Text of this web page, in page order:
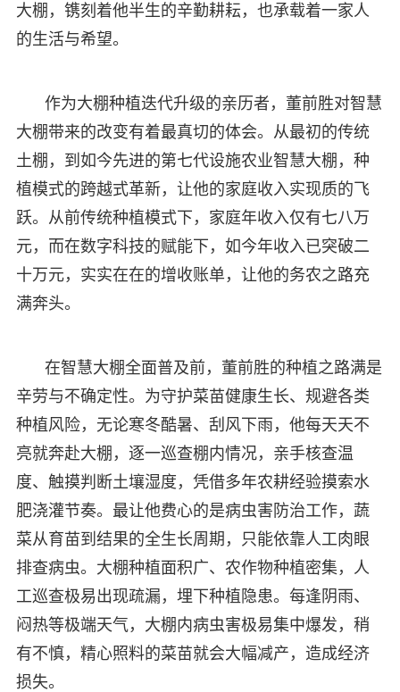
大棚，镌刻着他半生的辛勤耕耘，也承载着一家人
的生活与希望。
作为大棚种植迭代升级的亲历者，董前胜对智慧
大棚带来的改变有着最真切的体会。从最初的传统
土棚，到如今先进的第七代设施农业智慧大棚，种
植模式的跨越式革新，让他的家庭收入实现质的飞
跃。从前传统种植模式下，家庭年收入仅有七八万
元，而在数字科技的赋能下，如今年收入已突破二
十万元，实实在在的增收账单，让他的务农之路充
满奔头。
在智慧大棚全面普及前，董前胜的种植之路满是
辛劳与不确定性。为守护菜苗健康生长、规避各类
种植风险，无论寒冬酷暑、刮风下雨，他每天天不
亮就奔赴大棚，逐一巡查棚内情况，亲手核查温
度、触摸判断土壤湿度，凭借多年农耕经验摸索水
肥浇灌节奏。最让他费心的是病虫害防治工作，蔬
菜从育苗到结果的全生长周期，只能依靠人工肉眼
排查病虫。大棚种植面积广、农作物种植密集，人
工巡查极易出现疏漏，埋下种植隐患。每逢阴雨、
闷热等极端天气，大棚内病虫害极易集中爆发，稍
有不慎，精心照料的菜苗就会大幅减产，造成经济
损失。